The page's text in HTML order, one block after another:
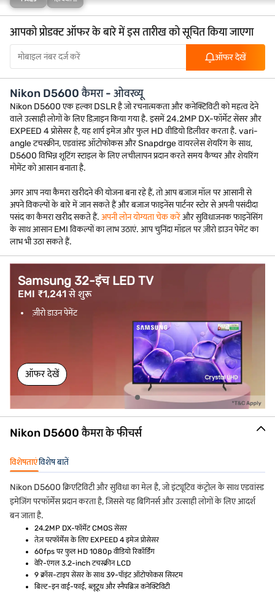
साथ अधिक
आपको प्रोडक्ट ऑफर के बारे में इस तारीख को सूचित किया जाएगा
ऑफर देखें
Nikon D5600 कैमरा - ओवरव्यू
Nikon D5600 एक हल्का DSLR है जो रचनात्मकता और कनेक्टिविटी को महत्व देने
वाले उत्साही लोगों के लिए डिज़ाइन किया गया है. इसमें 24.2MP DX-फॉर्मेट सेंसर और
EXPEED 4 प्रोसेसर है, यह शार्प इमेज और फुल HD वीडियो डिलीवर करता है. vari-
angle टचस्क्रीन, एडवांस्ड ऑटोफोकस और Snapdrge वायरलेस शेयरिंग के साथ,
D5600 विभिन्न शूटिंग स्टाइल के लिए लचीलापन प्रदान करते समय कैप्चर और शेयरिंग
मोमेंट को आसान बनाता है.
अगर आप नया कैमरा खरीदने की योजना बना रहे हैं, तो आप बजाज मॉल पर आसानी से
अपने विकल्पों के बारे में जान सकते हैं और बजाज फाइनेंस पार्टनर स्टोर से अपनी पसंदीदा
पसंद का कैमरा खरीद सकते हैं. अपनी लोन योग्यता चेक करेंऔर सुविधाजनक फाइनेंसिंग
के साथ आसान EMI विकल्पों का लाभ उठाएं. आप चुनिंदा मॉडल पर ज़ीरो डाउन पेमेंट का
लाभ भी उठा सकते हैं.
Samsung 32-इंच LED TV
EMI ₹1,241 से शुरू
ज़ीरो डाउन पेमेंट
ऑफर देखें
Nikon D5600 कैमरा के फीचर्स
विशेषताएंविशेष बातें
Nikon D5600 क्रिएटिविटी और सुविधा का मेल है, जो इंट्यूटिव कंट्रोल के साथ एडवांस्ड
इमेजिंग परफॉर्मेंस प्रदान करता है, जिससे यह बिगिनर्स और उत्साही लोगों के लिए आदर्श
बन जाता है.
24.2MP DX-फॉर्मेट CMOS सेंसर
तेज़ परफॉर्मेंस के लिए EXPEED 4 इमेज प्रोसेसर
60fps पर फुल HD 1080p वीडियो रिकॉर्डिंग
वेरि-एंगल 3.2-inch टचस्क्रीन LCD
9 क्रॉस-टाइप सेंसर के साथ 39-पॉइंट ऑटोफोकस सिस्टम
बिल्ट-इन वाई-फाई, ब्लूटूथ और स्नैपब्रिज कनेक्टिविटी